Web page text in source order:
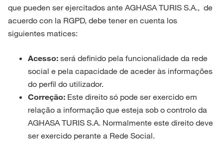
que pueden ser ejercitados ante AGHASA TURIS S.A., de
acuerdo con la RGPD, debe tener en cuenta los
siguientes matices:
Acesso: será definido pela funcionalidade da rede
social e pela capacidade de aceder às informações
do perfil do utilizador.
Correção: Este direito só pode ser exercido em
relação a informação que esteja sob o controlo da
AGHASA TURIS S.A. Normalmente este direito deve
ser exercido perante a Rede Social.